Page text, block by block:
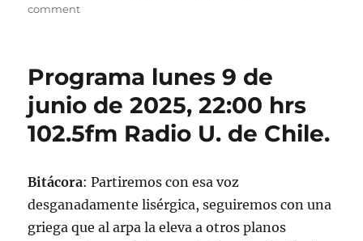
commenton
9
de
junio
de
2025
Programa lunes 9 de
junio de 2025, 22:00 hrs
102.5fm Radio U. de Chile.
Bitácora: Partiremos con esa voz
desganadamente lisérgica, seguiremos con una
griega que al arpa la eleva a otros planos